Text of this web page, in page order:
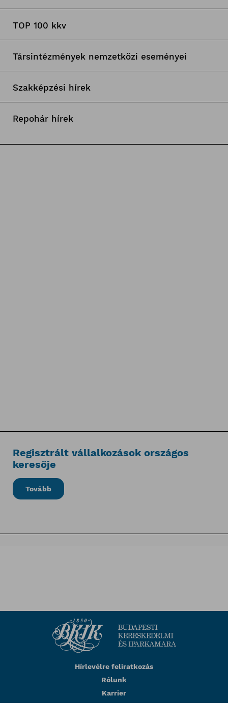
TOP 100 kkv
Társintézmények nemzetközi eseményei
Szakképzési hírek
Repohár hírek
Regisztrált vállalkozások országos
keresője
Tovább
Hírlevélre feliratkozás
Rólunk
Karrier